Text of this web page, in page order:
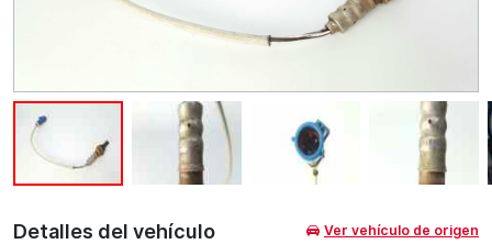
Detalles del vehículo Ver vehículo de origen